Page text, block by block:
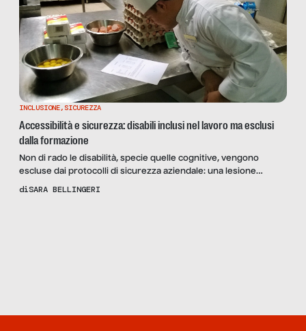
INCLUSIONE, SICUREZZA
Accessibilità e sicurezza: disabili inclusi nel lavoro ma esclusi
dalla formazione
Non di rado le disabilità, specie quelle cognitive, vengono
escluse dai protocolli di sicurezza aziendale: una lesione
dell’autonomia della persona disabile. Ecco alcune soluzioni al
diSARA BELLINGERI